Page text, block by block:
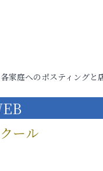
家庭へのポスティングと
ール